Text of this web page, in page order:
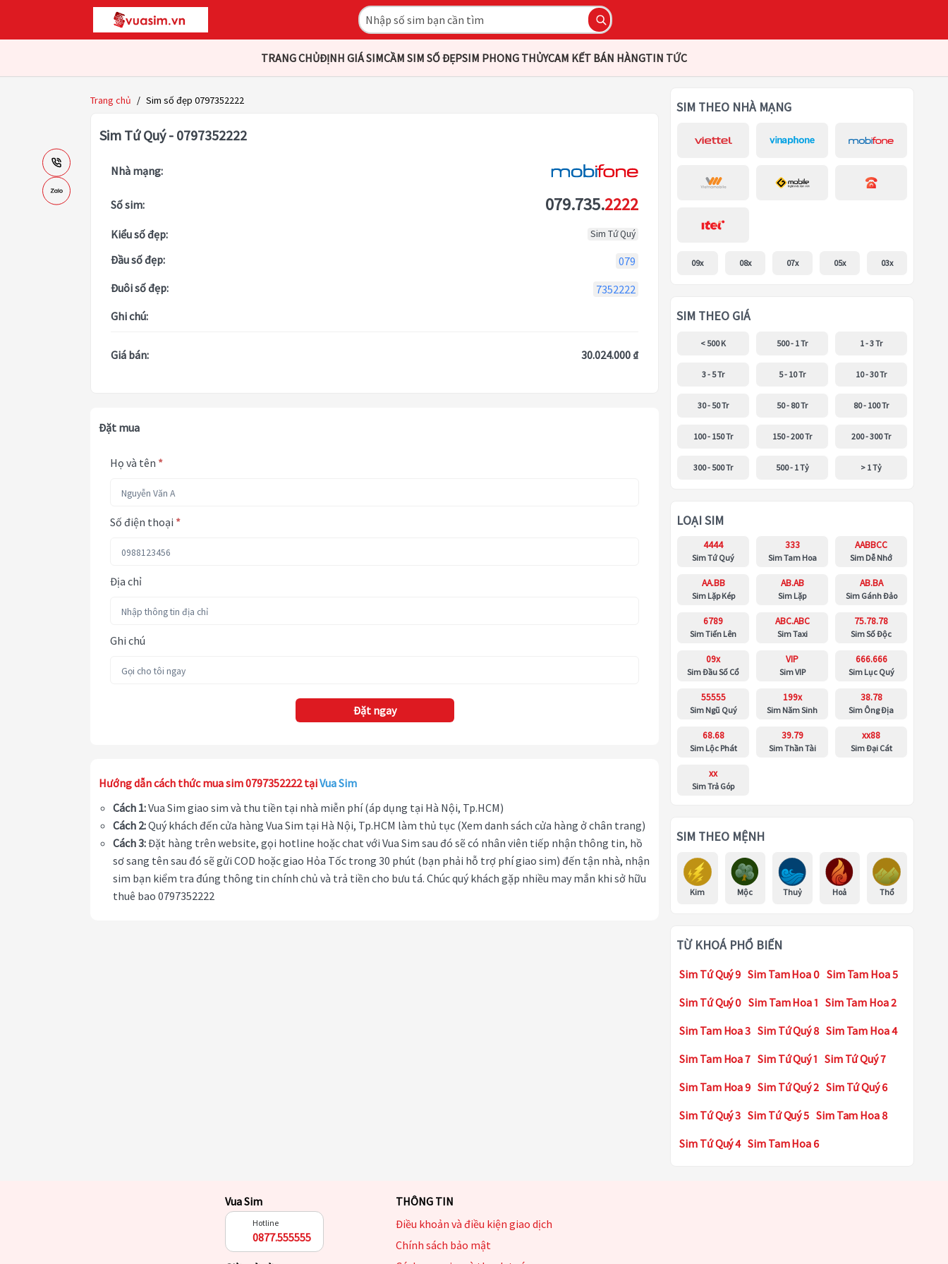
TRANG CHỦĐỊNH GIÁ SIMCẦM SIM SỐ ĐẸPSIM PHONG THỦYCAM KẾT BÁN HÀNGTIN TỨC
Trang chủ / Sim số đẹp 0797352222
Sim Tứ Quý - 0797352222
Nhà mạng:
Số sim: 079.735.2222
Kiểu số đẹp: Sim Tứ Quý
Đầu số đẹp:
079
Đuôi số đẹp:
7352222
Ghi chú:
Giá bán: 30.024.000 ₫
Đặt mua
Họ và tên *
Số điện thoại *
Địa chỉ
Ghi chú
Đặt ngay
Hướng dẫn cách thức mua sim 0797352222 tạiVua Sim
Cách 1:Vua Sim giao sim và thu tiền tại nhà miễn phí (áp dụng tại Hà Nội, Tp.HCM)
Cách 2:Quý khách đến cửa hàng Vua Sim tại Hà Nội, Tp.HCM làm thủ tục (Xem danh sách cửa hàng ở chân trang)
Cách 3:Đặt hàng trên website, gọi hotline hoặc chat với Vua Sim sau đó sẽ có nhân viên tiếp nhận thông tin, hồ
sơ sang tên sau đó sẽ gửi COD hoặc giao Hỏa Tốc trong 30 phút (bạn phải hỗ trợ phí giao sim) đến tận nhà, nhận
sim bạn kiểm tra đúng thông tin chính chủ và trả tiền cho bưu tá. Chúc quý khách gặp nhiều may mắn khi sở hữu
thuê bao 0797352222
SIM THEO NHÀ MẠNG
09x 08x 07x 05x 03x
SIM THEO GIÁ
< 500 K 500 - 1 Tr 1 - 3 Tr
3 - 5 Tr 5 - 10 Tr 10 - 30 Tr
30 - 50 Tr 50 - 80 Tr 80 - 100 Tr
100 - 150 Tr 150 - 200 Tr 200 - 300 Tr
300 - 500 Tr 500 - 1 Tỷ > 1 Tỷ
LOẠI SIM
4444
Sim Tứ Quý
333
Sim Tam Hoa
AABBCC
Sim Dễ Nhớ
AA.BB
Sim Lặp Kép
AB.AB
Sim Lặp
AB.BA
Sim Gánh Đảo
6789
Sim Tiến Lên
ABC.ABC
Sim Taxi
75.78.78
Sim Số Độc
09x
Sim Đầu Số Cổ
VIP
Sim VIP
666.666
Sim Lục Quý
55555
Sim Ngũ Quý
199x
Sim Năm Sinh
38.78
Sim Ông Địa
68.68
Sim Lộc Phát
39.79
Sim Thần Tài
xx88
Sim Đại Cát
xx
Sim Trả Góp
SIM THEO MỆNH
Kim Mộc Thuỷ Hoả Thổ
TỪ KHOÁ PHỔ BIẾN
Sim Tứ Quý 9 Sim Tam Hoa 0 Sim Tam Hoa 5
Sim Tứ Quý 0 Sim Tam Hoa 1 Sim Tam Hoa 2
Sim Tam Hoa 3 Sim Tứ Quý 8 Sim Tam Hoa 4
Sim Tam Hoa 7 Sim Tứ Quý 1 Sim Tứ Quý 7
Sim Tam Hoa 9 Sim Tứ Quý 2 Sim Tứ Quý 6
Sim Tứ Quý 3 Sim Tứ Quý 5 Sim Tam Hoa 8
Sim Tứ Quý 4 Sim Tam Hoa 6
Vua Sim
Hotline
0877.555555
THÔNG TIN
Điều khoản và điều kiện giao dịch
Chính sách bảo mật